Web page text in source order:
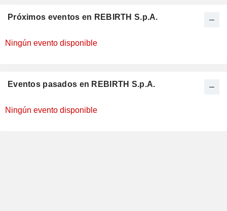
Próximos eventos en REBIRTH S.p.A.
Ningún evento disponible
Eventos pasados en REBIRTH S.p.A.
Ningún evento disponible